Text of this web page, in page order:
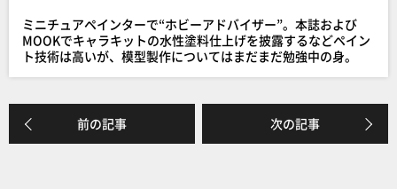
o
o
k
ミニチュアペインターで“ホビーアドバイザー”。本誌および
MOOKでキャラキットの水性塗料仕上げを披露するなどペイン
ト技術は高いが、模型製作についてはまだまだ勉強中の身。
前の記事 次の記事